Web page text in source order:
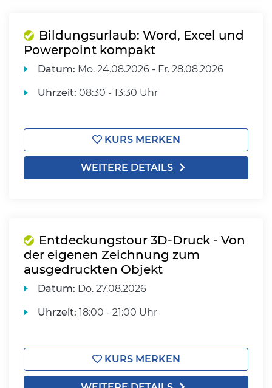
Bildungsurlaub: Word, Excel und
Powerpoint kompakt
Datum: Mo. 24.08.2026 - Fr. 28.08.2026
Uhrzeit: 08:30 - 13:30 Uhr
KURS MERKEN
WEITERE DETAILS
Entdeckungstour 3D-Druck - Von
der eigenen Zeichnung zum
ausgedruckten Objekt
Datum: Do. 27.08.2026
Uhrzeit: 18:00 - 21:00 Uhr
KURS MERKEN